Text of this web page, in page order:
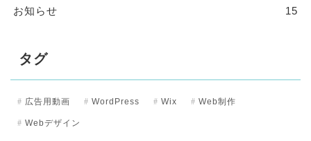
お知らせ 15
タグ
広告用動画 WordPress Wix Web制作
Webデザイン